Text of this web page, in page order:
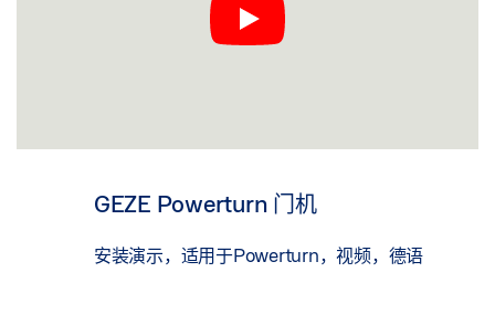
GEZE Powerturn 门机
安装演示，适用于Powerturn，视频，德语